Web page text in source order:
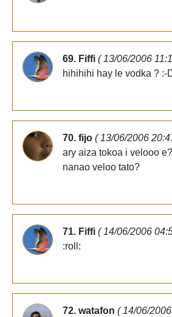
69. Fiffi ( 13/06/2006
hihihihi hay le vodka ? :-
70. fijo ( 13/06/2006
ary aiza tokoa i velooo
nanao veloo tato?
71. Fiffi ( 14/06/2006
:roll:
72. watafon ( 14/06/